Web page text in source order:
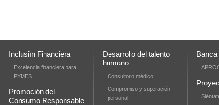
Inclusiïn Financiera
Excelencia financiera para
PYMES
Promoción del
Consumo Responsable
Desarrollo del talento
humano
Consultorio médico
Compromiso y superación
personal
Banca